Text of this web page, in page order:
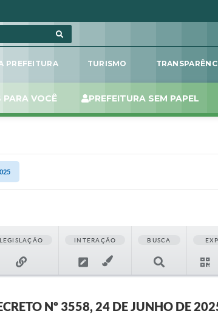
PREFEITURA TURISMO
PARA VOCÊ PREFEITURA SEM PAPEL
LEGISLAÇÃO INTERAÇÃO BUSCA
Nº 3558, 24 DE JUNHO DE